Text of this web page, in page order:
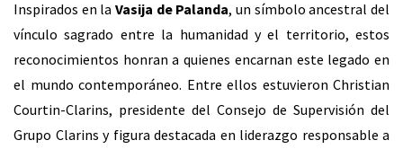
Inspirados en la Vasija de Palanda, un símbolo ancestral del
vínculo sagrado entre la humanidad y el territorio, estos
reconocimientos honran a quienes encarnan este legado en
el mundo contemporáneo. Entre ellos estuvieron Christian
Courtin-Clarins, presidente del Consejo de Supervisión del
Grupo Clarins y figura destacada en liderazgo responsable a